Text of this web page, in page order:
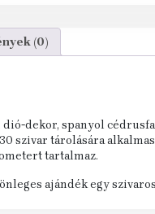
(0)
dió-dekor, spanyol
szivar tárolására
tartalmaz.
ajándék egy